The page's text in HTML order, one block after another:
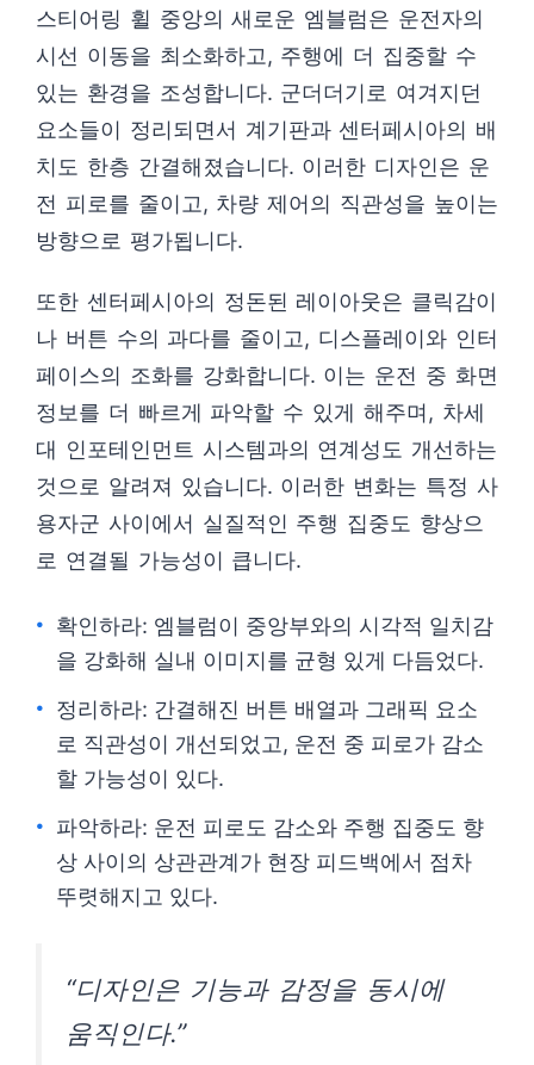
스티어링 휠 중앙의 새로운 엠블럼은 운전자의
시선 이동을 최소화하고, 주행에 더 집중할 수
있는 환경을 조성합니다. 군더더기로 여겨지던
요소들이 정리되면서 계기판과 센터페시아의 배
치도 한층 간결해졌습니다. 이러한 디자인은 운
전 피로를 줄이고, 차량 제어의 직관성을 높이는
방향으로 평가됩니다.
또한 센터페시아의 정돈된 레이아웃은 클릭감이
나 버튼 수의 과다를 줄이고, 디스플레이와 인터
페이스의 조화를 강화합니다. 이는 운전 중 화면
정보를 더 빠르게 파악할 수 있게 해주며, 차세
대 인포테인먼트 시스템과의 연계성도 개선하는
것으로 알려져 있습니다. 이러한 변화는 특정 사
용자군 사이에서 실질적인 주행 집중도 향상으
로 연결될 가능성이 큽니다.
확인하라: 엠블럼이 중앙부와의 시각적 일치감
을 강화해 실내 이미지를 균형 있게 다듬었다.
정리하라: 간결해진 버튼 배열과 그래픽 요소
로 직관성이 개선되었고, 운전 중 피로가 감소
할 가능성이 있다.
파악하라: 운전 피로도 감소와 주행 집중도 향
상 사이의 상관관계가 현장 피드백에서 점차
뚜렷해지고 있다.
“디자인은 기능과 감정을 동시에
움직인다.”